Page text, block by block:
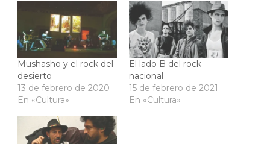
Mushasho y el rock del
desierto
13 de febrero de 2020
En «Cultura»
El lado B del rock
nacional
15 de febrero de 2021
En «Cultura»